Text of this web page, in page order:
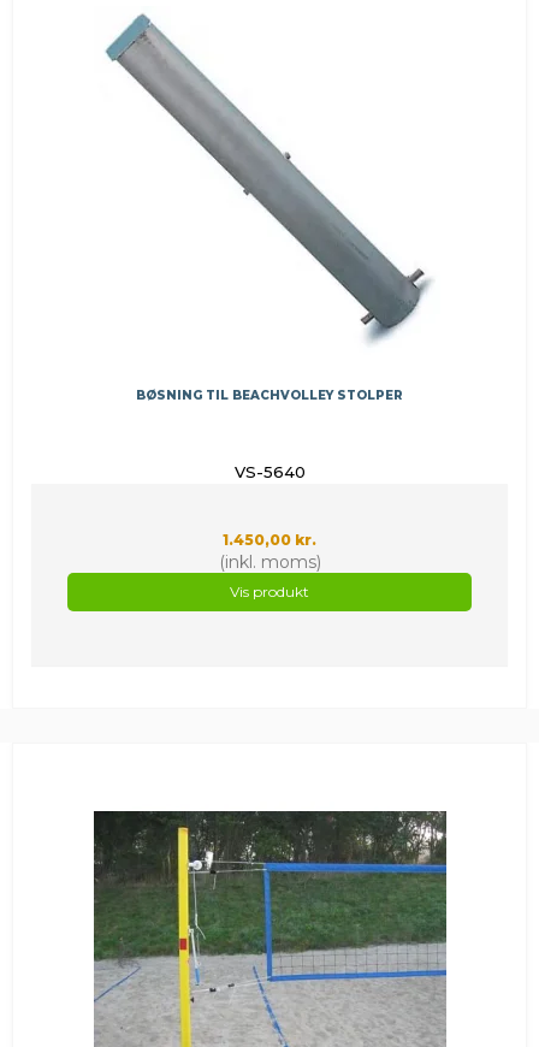
BØSNING TIL BEACHVOLLEY STOLPER
VS-5640
1.450,00 kr.
(inkl. moms)
Vis produkt